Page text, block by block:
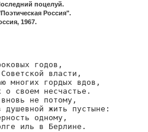
поцелуй.
Россия".
1967.
годов,
власти,
многих гордых вдов,
о своем несчастье.
не потому,
жить пустыне:
одному,
иль в Берлине.